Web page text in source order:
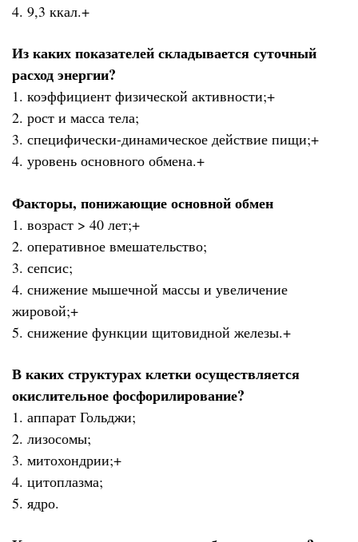
4. 9,3 ккал.+
Из каких показателей складывается суточный
расход энергии?
1. коэффициент физической активности;+
2. рост и масса тела;
3. специфически-динамическое действие пищи;+
4. уровень основного обмена.+
Факторы, понижающие основной обмен
1. возраст > 40 лет;+
2. оперативное вмешательство;
3. сепсис;
4. снижение мышечной массы и увеличение
жировой;+
5. снижение функции щитовидной железы.+
В каких структурах клетки осуществляется
окислительное фосфорилирование?
1. аппарат Гольджи;
2. лизосомы;
3. митохондрии;+
4. цитоплазма;
5. ядро.